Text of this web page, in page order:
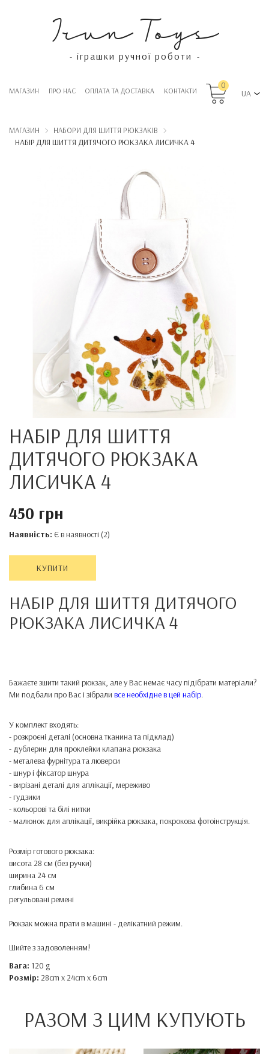
Irun Toys
- іграшки ручної роботи -
МАГАЗИН ПРО НАС OПЛАТА ТА ДОСТАВКА КОНТАКТИ
0
UA
МАГАЗИН НАБОРИ ДЛЯ ШИТТЯ РЮКЗАКІВ
НАБІР ДЛЯ ШИТТЯ ДИТЯЧОГО РЮКЗАКА ЛИСИЧКА 4
НАБІР ДЛЯ ШИТТЯ
ДИТЯЧОГО РЮКЗАКА
ЛИСИЧКА 4
450 грн
Наявність: Є в наявності (2)
КУПИТИ
НАБІР ДЛЯ ШИТТЯ ДИТЯЧОГО
РЮКЗАКА ЛИСИЧКА 4
Бажаєте зшити такий рюкзак, але у Вас немає часу підібрати матеріали?
Ми подбали про Вас і зібрали все необхідне в цей набір.
У комплект входять:
- розкроєні деталі (основна тканина та підклад)
- дублерин для проклейки клапана рюкзака
- металева фурнітура та люверси
- шнур і фіксатор шнура
- вирізані деталі для аплікації, мереживо
- гудзики
- кольорові та білі нитки
- малюнок для аплікації, викрійка рюкзака, покрокова фотоінструкція.
Розмір готового рюкзака:
висота 28 см (без ручки)
ширина 24 см
глибина 6 см
регульовані ремені
Рюкзак можна прати в машині - делікатний режим.
Шийте з задоволенням!
Вага: 120 g
Розмір: 28cm x 24cm x 6cm
РАЗОМ З ЦИМ КУПУЮТЬ